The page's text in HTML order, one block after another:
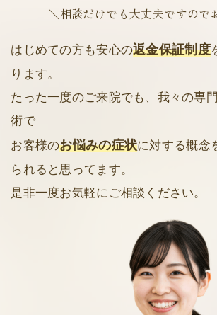
＼相談だけでも大丈夫ですので
はじめての方も安心の返金保証制度
ります。
たった一度のご来院でも、我々の専
術で
お客様のお悩みの症状に対する概念
られると思ってます。
是非一度お気軽にご相談ください。